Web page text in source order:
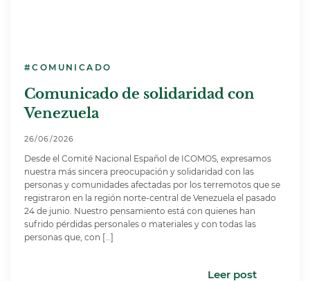
#COMUNICADO
Comunicado de solidaridad con
Venezuela
26/06/2026
Desde el Comité Nacional Español de ICOMOS, expresamos
nuestra más sincera preocupación y solidaridad con las
personas y comunidades afectadas por los terremotos que se
registraron en la región norte-central de Venezuela el pasado
24 de junio. Nuestro pensamiento está con quienes han
sufrido pérdidas personales o materiales y con todas las
personas que, con […]
Leer post